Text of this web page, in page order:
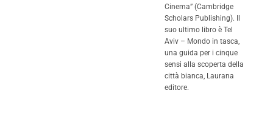
Cinema” (Cambridge
Scholars Publishing). Il
suo ultimo libro è Tel
Aviv – Mondo in tasca,
una guida per i cinque
sensi alla scoperta della
città bianca, Laurana
editore.